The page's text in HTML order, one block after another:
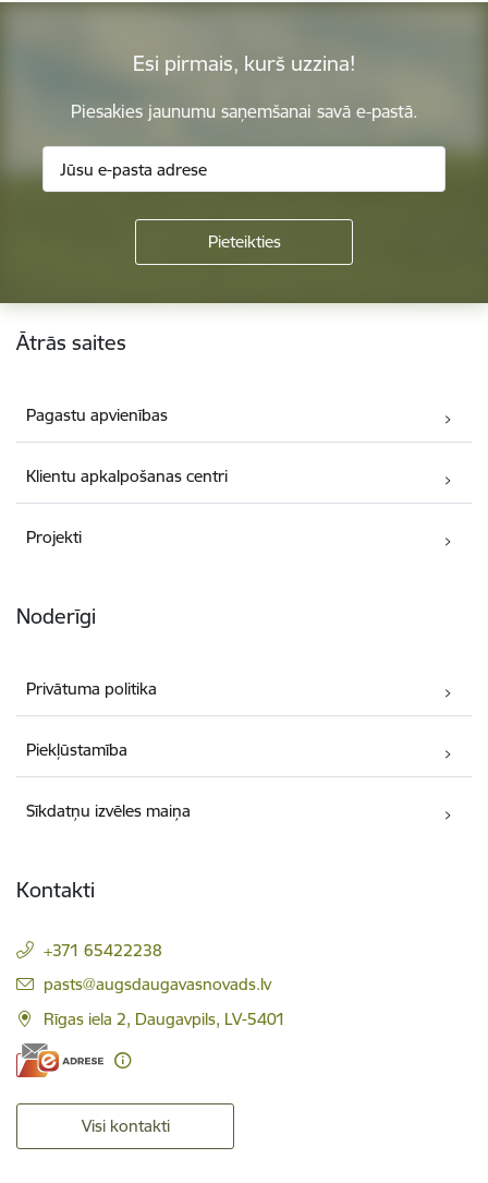
Esi pirmais, kurš uzzina!
Piesakies jaunumu saņemšanai savā e-pastā.
Kājene
Ātrās saites
Pagastu apvienības
Klientu apkalpošanas centri
Projekti
Noderīgi
Privātuma politika
Piekļūstamība
Sīkdatņu izvēles maiņa
Kontakti
+371 65422238
E-pasts:
pasts@augsdaugavasnovads.lv
Rīgas iela 2, Daugavpils, LV-5401
Visi kontakti